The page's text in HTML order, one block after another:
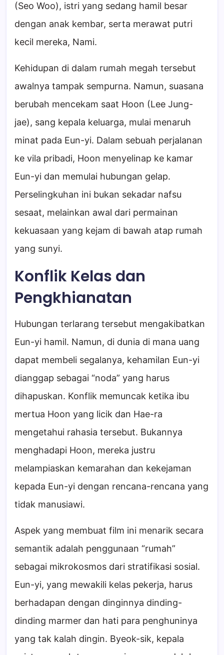
(Seo Woo), istri yang sedang hamil besar
dengan anak kembar, serta merawat putri
kecil mereka, Nami.
Kehidupan di dalam rumah megah tersebut
awalnya tampak sempurna. Namun, suasana
berubah mencekam saat Hoon (Lee Jung-
jae), sang kepala keluarga, mulai menaruh
minat pada Eun-yi. Dalam sebuah perjalanan
ke vila pribadi, Hoon menyelinap ke kamar
Eun-yi dan memulai hubungan gelap.
Perselingkuhan ini bukan sekadar nafsu
sesaat, melainkan awal dari permainan
kekuasaan yang kejam di bawah atap rumah
yang sunyi.
Konflik Kelas dan
Pengkhianatan
Hubungan terlarang tersebut mengakibatkan
Eun-yi hamil. Namun, di dunia di mana uang
dapat membeli segalanya, kehamilan Eun-yi
dianggap sebagai “noda” yang harus
dihapuskan. Konflik memuncak ketika ibu
mertua Hoon yang licik dan Hae-ra
mengetahui rahasia tersebut. Bukannya
menghadapi Hoon, mereka justru
melampiaskan kemarahan dan kekejaman
kepada Eun-yi dengan rencana-rencana yang
tidak manusiawi.
Aspek yang membuat film ini menarik secara
semantik adalah penggunaan “rumah”
sebagai mikrokosmos dari stratifikasi sosial.
Eun-yi, yang mewakili kelas pekerja, harus
berhadapan dengan dinginnya dinding-
dinding marmer dan hati para penghuninya
yang tak kalah dingin. Byeok-sik, kepala